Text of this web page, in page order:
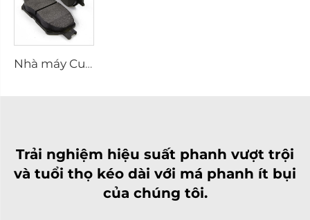
Nhà máy Cung cấp Má phanh và Đệm phanh Chất lượng Cao 04465-30340 cho Toyota - Đệm phanh đĩa đang bán chạy
Trải nghiệm hiệu suất phanh vượt trội
và tuổi thọ kéo dài với má phanh ít bụi
của chúng tôi.